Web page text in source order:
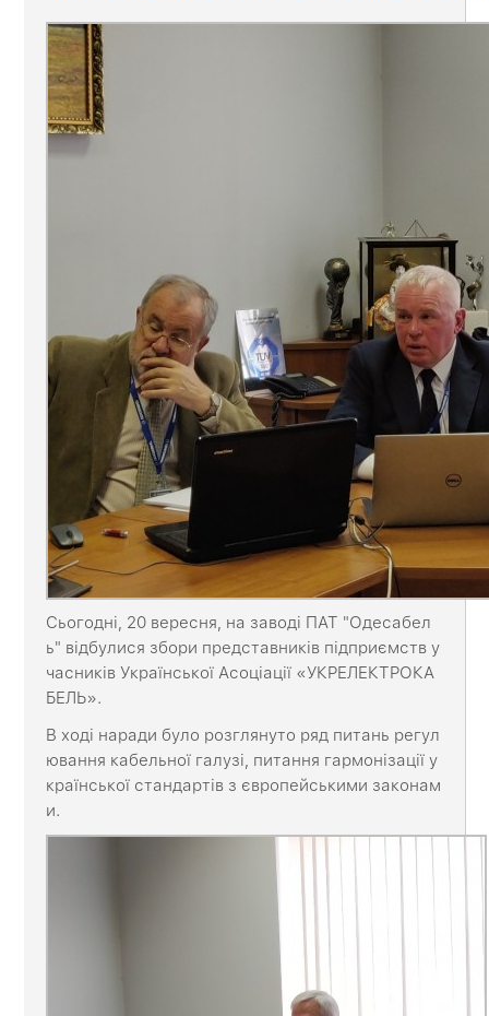
Сьогодні, 20 вересня, на заводі ПАТ "Одесабел
ь" відбулися збори представників підприємств у
часників Української Асоціації «УКРЕЛЕКТРОКА
БЕЛЬ».
В ході наради було розглянуто ряд питань регул
ювання кабельної галузі, питання гармонізації у
країнської стандартів з європейськими законам
и.